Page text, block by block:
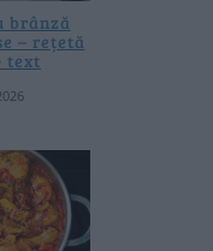
brânză
– rețetă
text